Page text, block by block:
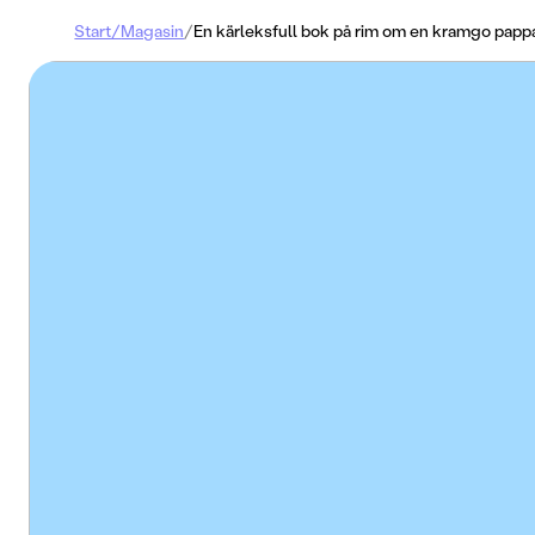
Start/Magasin/En kärleksfull bok på rim om en kramgo